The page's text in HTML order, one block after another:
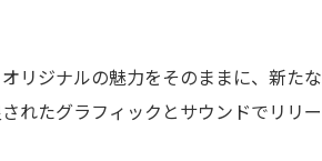
リジナルの魅力をそのままに、新た
れたグラフィックとサウンドでリリー